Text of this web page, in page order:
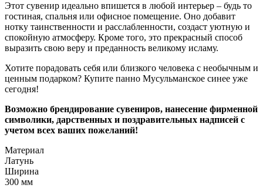
Этот сувенир идеально впишется в любой интерьер – будь то
гостиная, спальня или офисное помещение. Оно добавит
нотку таинственности и расслабленности, создаст уютную и
спокойную атмосферу. Кроме того, это прекрасный способ
выразить свою веру и преданность великому исламу.
Хотите порадовать себя или близкого человека с необычным и
ценным подарком? Купите панно Мусульманское синее уже
сегодня!
Возможно брендирование сувениров, нанесение фирменной
символики, дарственных и поздравительных надписей с
учетом всех ваших пожеланий!
Материал
Латунь
Ширина
300 мм